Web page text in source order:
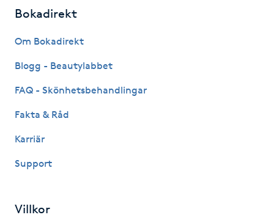
Hot Stone Massage
Hot yoga
Huduppstramning
Bokadirekt
Om Bokadirekt
Blogg - Beautylabbet
FAQ - Skönhetsbehandlingar
Fakta & Råd
Karriär
Support
Villkor